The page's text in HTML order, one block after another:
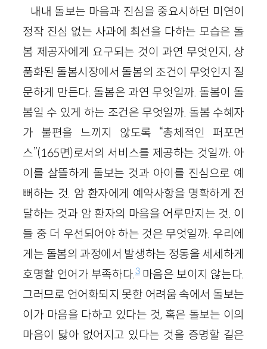
내내 돌보는 마음과 진심을 중요시하던 미연이
정작 진심 없는 사과에 최선을 다하는 모습은 돌
봄 제공자에게 요구되는 것이 과연 무엇인지, 상
품화된 돌봄시장에서 돌봄의 조건이 무엇인지 질
문하게 만든다. 돌봄은 과연 무엇일까. 돌봄이 돌
봄일 수 있게 하는 조건은 무엇일까. 돌봄 수혜자
가 불편을 느끼지 않도록 “총체적인 퍼포먼
스”(165면)로서의 서비스를 제공하는 것일까. 아
이를 살뜰하게 돌보는 것과 아이를 진심으로 예
뻐하는 것. 암 환자에게 예약사항을 명확하게 전
달하는 것과 암 환자의 마음을 어루만지는 것. 이
들 중 더 우선되어야 하는 것은 무엇일까. 우리에
게는 돌봄의 과정에서 발생하는 정동을 세세하게
호명할 언어가 부족하다.3마음은 보이지 않는다.
그러므로 언어화되지 못한 어려움 속에서 돌보는
이가 마음을 다하고 있다는 것, 혹은 돌보는 이의
마음이 닳아 없어지고 있다는 것을 증명할 길은